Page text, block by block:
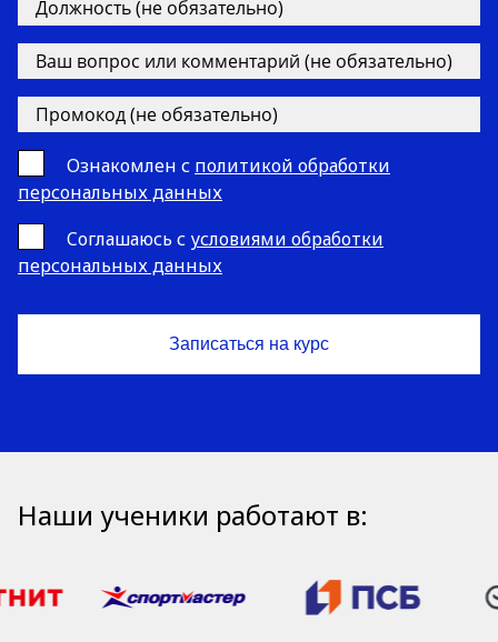
Ознакомлен с политикой обработки
персональных данных
Cоглашаюсь с условиями обработки
персональных данных
Наши ученики работают в: